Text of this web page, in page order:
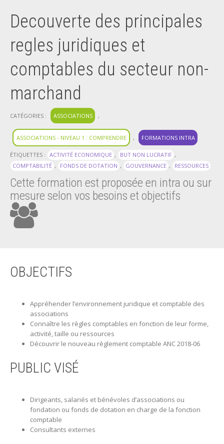
Decouverte des principales
regles juridiques et
comptables du secteur non-
marchand
CATÉGORIES : ASSOCIATIONS ,
ASSOCIATIONS - NIVEAU 1 : COMPRENDRE , FORMATIONS INTRA
ÉTIQUETTES : ACTIVITÉ ECONOMIQUE , BUT NON LUCRATIF ,
COMPTABILITÉ , FONDS DE DOTATION , GOUVERNANCE , RESSOURCES
Cette formation est proposée en intra ou sur
mesure selon vos besoins et objectifs
OBJECTIFS
Appréhender l’environnement juridique et comptable des
associations
Connaître les règles comptables en fonction de leur forme,
activité, taille ou ressources
Découvrir le nouveau règlement comptable ANC 2018-06
PUBLIC VISÉ
Dirigeants, salariés et bénévoles d’associations ou
fondation ou fonds de dotation en charge de la fonction
comptable
Consultants externes